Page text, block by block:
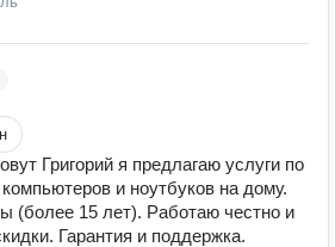
Григорий я предлагаю услуги по
и ноутбуков на дому.
(более 15 лет). Работаю честно и
Гарантия и поддержка.